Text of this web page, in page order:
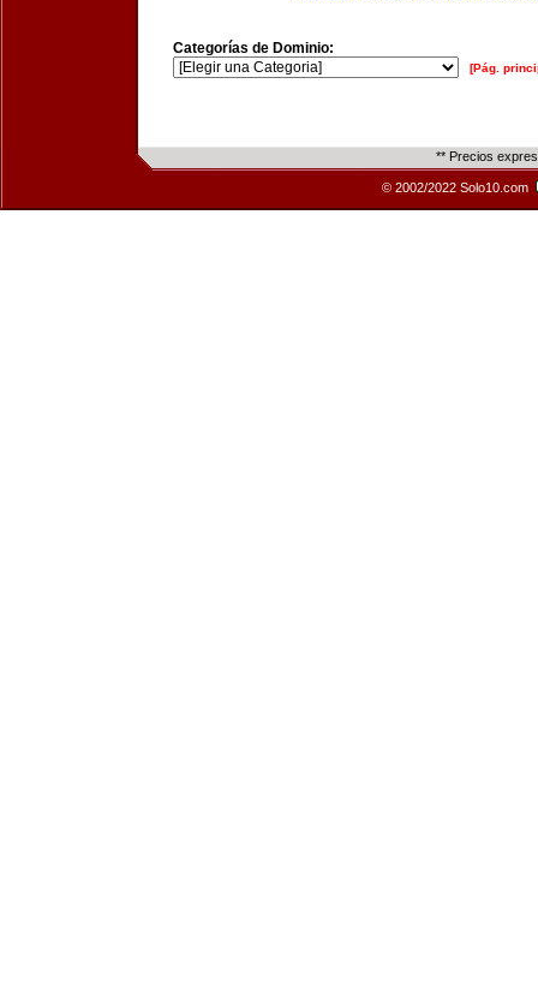
Categorías de Dominio:
[Pág.
** Precios
© 2002/2022 Solo10.com